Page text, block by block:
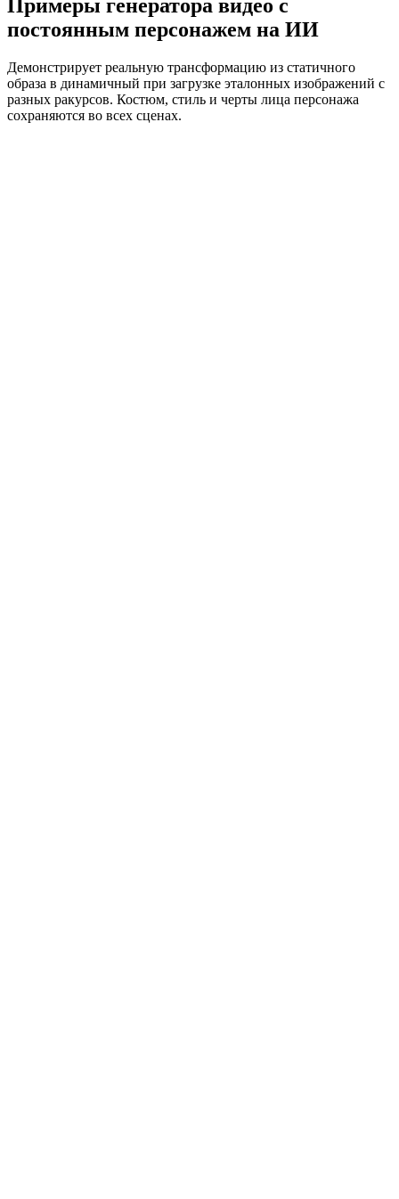
Примеры генератора видео с
постоянным персонажем на ИИ
Демонстрирует реальную трансформацию из статичного
образа в динамичный при загрузке эталонных изображений с
разных ракурсов. Костюм, стиль и черты лица персонажа
сохраняются во всех сценах.